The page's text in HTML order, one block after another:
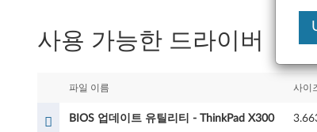
O
업
사용 가능한 드라이버
파일 이름 사이
BIOS 업데이트 유틸리티 - ThinkPad X300